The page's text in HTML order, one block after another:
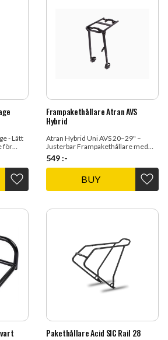
- Lätt
för
Add to favorites
Frampakethållare Atran AVS
Hybrid
Atran Hybrid Uni AVS 20–29" –
Justerbar Frampakethållare med
AVS‑fäste & 10 kg kapacitet
549 :-
Add
BUY
Pakethållare Acid SIC Rail 28